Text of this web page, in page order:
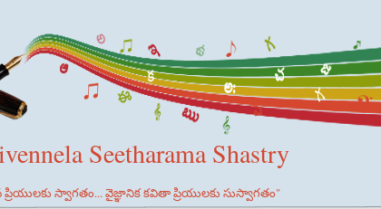
Seetharama Shastry
స్వాగతం... వైజ్ఞానిక కవితా ప్రియులకు సుస్వాగతం"